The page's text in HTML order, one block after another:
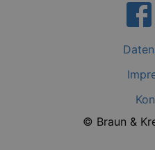
© Braun &